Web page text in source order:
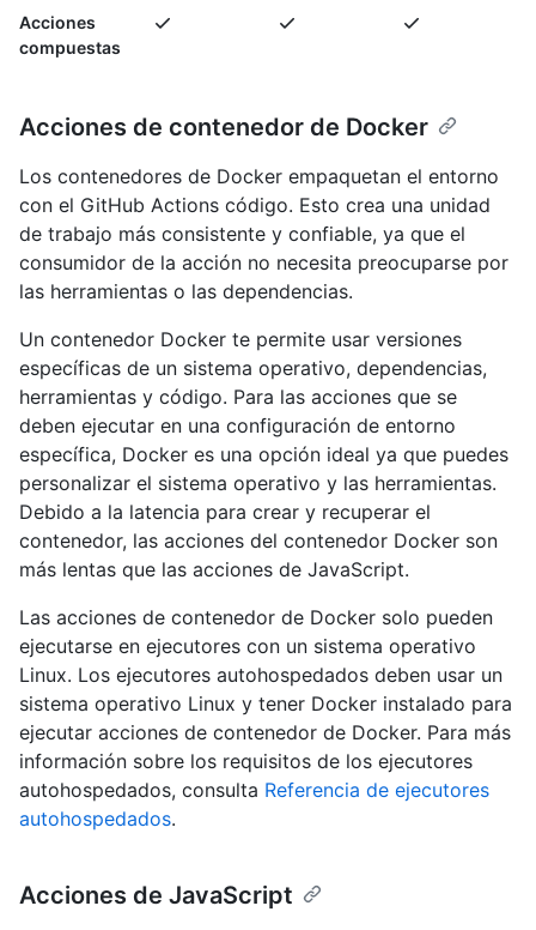
Acciones
compuestas
Acciones de contenedor de Docker
Los contenedores de Docker empaquetan el entorno
con el GitHub Actions código. Esto crea una unidad
de trabajo más consistente y confiable, ya que el
consumidor de la acción no necesita preocuparse por
las herramientas o las dependencias.
Un contenedor Docker te permite usar versiones
específicas de un sistema operativo, dependencias,
herramientas y código. Para las acciones que se
deben ejecutar en una configuración de entorno
específica, Docker es una opción ideal ya que puedes
personalizar el sistema operativo y las herramientas.
Debido a la latencia para crear y recuperar el
contenedor, las acciones del contenedor Docker son
más lentas que las acciones de JavaScript.
Las acciones de contenedor de Docker solo pueden
ejecutarse en ejecutores con un sistema operativo
Linux. Los ejecutores autohospedados deben usar un
sistema operativo Linux y tener Docker instalado para
ejecutar acciones de contenedor de Docker. Para más
información sobre los requisitos de los ejecutores
autohospedados, consulta Referencia de ejecutores
autohospedados.
Acciones de JavaScript